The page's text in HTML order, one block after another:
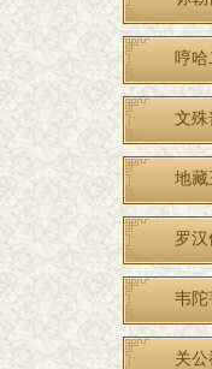
哼哈
文殊
地藏
罗
韦陀
关公